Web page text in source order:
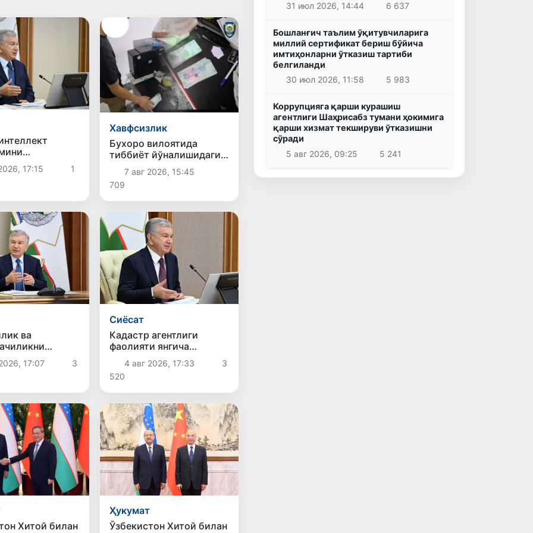
бўйича
17:15
1
Хавфсизлик
Бухоро вилоятида
тиббиёт йўналишидаги
ўқишга киритиб
қўйишни ваъда берган
шахс ушланди
7 авг 2026, 15:45
709
ва
чора-
муҳокама
17:07
3
Сиёсат
Кадастр агентлиги
фаолияти янгича
ёндашувлар асосида
ташкил этилади
4 авг 2026, 17:33
3
520
Хитой билан
Ҳукумат
Ўзбекистон Хитой билан
31 июл 2026, 14:44
6 637
Бошланғич таълим ўқитувчиларига
миллий сертификат бериш бўйича
имтиҳонларни ўтказиш тартиби
белгиланди
30 июл 2026, 11:58
5 983
Коррупцияга қарши курашиш
агентлиги Шаҳрисабз тумани ҳокимига
қарши хизмат текшируви ўтказишни
сўради
5 авг 2026, 09:25
5 241